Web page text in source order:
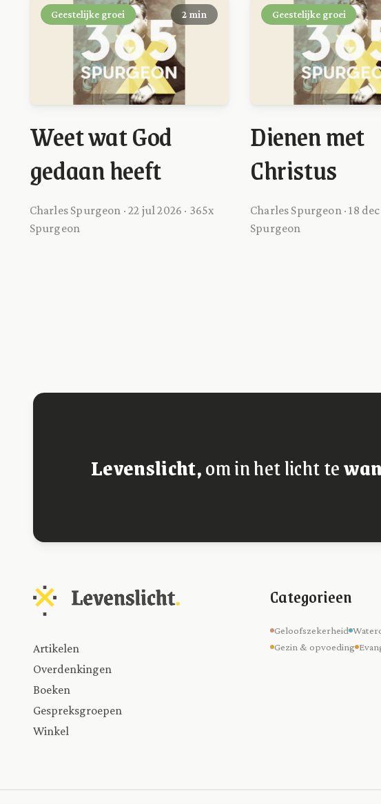
Geestelijke groei 2 min
Weet wat God
gedaan heeft
Charles Spurgeon · 22 jul 2026 · 365x
Spurgeon
Geestelijke groei
Dienen met
Christus
Charles Spurgeon · 18
Spurgeon
Levenslicht,om in het licht te
Artikelen
Overdenkingen
Boeken
Gespreksgroepen
Winkel
Categorieen
Geloofszekerheid
Gezin & opvoeding